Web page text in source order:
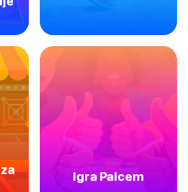
Igra Palcem